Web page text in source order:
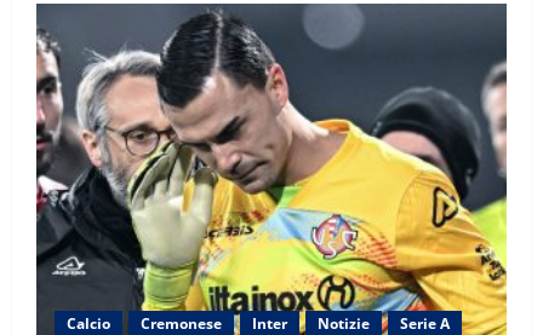
Cremonese
2-
1,
la
sintesi
della
partita
Calcio Cremonese Inter Notizie Serie A